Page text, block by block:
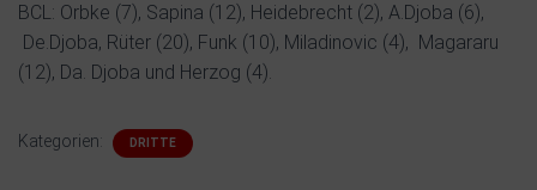
BCL: Orbke (7), Sapina (12), Heidebrecht (2), A.Djoba (6),
De.Djoba, Rüter (20), Funk (10), Miladinovic (4), Magararu
(12), Da. Djoba und Herzog (4).
Kategorien: DRITTE